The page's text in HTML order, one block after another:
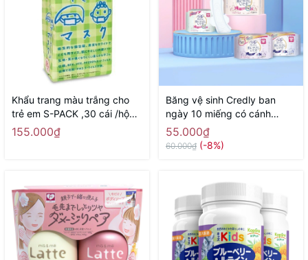
Khẩu trang màu trắng cho
trẻ em S-PACK ,30 cái /hộp -
Hàng Nhật nội địa
155.000₫
Băng vệ sinh Credly ban
ngày 10 miếng có cánh
24,5cm - Hàng Nhật nội địa
55.000₫
60.000₫ (-8%)